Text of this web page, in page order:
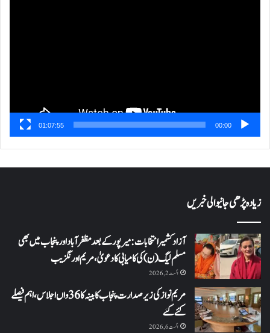
00:00
01:07:55
زیادہ پڑھی جانیوالی خبریں
آزاد کشمیر انتخابات: میرپور کے بعد مظفرآباد اور پنجاب میں بھی
مسلم لیگ (ن) کی کامیابی کا دعویٰ، مریم اورنگزیب
اگست 2, 2026
مریم نواز کی زیر صدارت پنجاب کابینہ کا 36واں اجلاس،اہم فیصلے
کئے گئے
اگست 6, 2026